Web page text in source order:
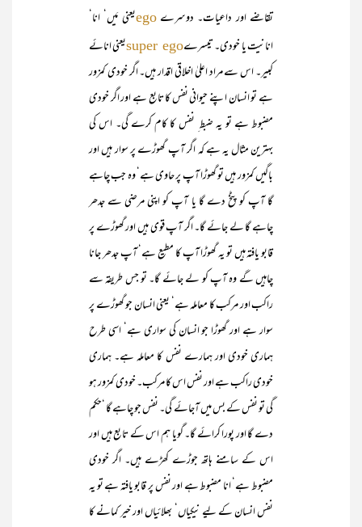
تقاضے اور داعیات۔ دوسرےegoیعنی مَیں‘ انا‘
انانیت یا خودی۔ تیسرےsuper egoیعنی انائے
کبیر۔ اس سے مراد اعلیٰ اخلاقی اقدار ہیں۔ اگر خودی کمزور
ہے تو انسان اپنے حیوانی نفس کا تابع ہے اور اگر خودی
مضبوط ہے تو یہ ضبط ِ نفس کا کام کرے گی۔ اس کی
بہترین مثال یہ ہے کہ اگر آپ گھوڑے پر سوار ہیں اور
باگیں کمزور ہیں تو گھوڑا آپ پر حاوی ہے‘ وہ جب چاہے
گا آپ کو پٹخ دے گا یا آپ کو اپنی مرضی سے جدھر
چاہے گا لے جائے گا۔ اگر آپ قوی ہیں اور گھوڑے پر
قابو یافتہ ہیں تو یہ گھوڑا آپ کا مطیع ہے‘ آپ جدھر جانا
چاہیں گے وہ آپ کو لے جائے گا۔ تو جس طریقہ سے
راکب اور مرکب کا معاملہ ہے‘ یعنی انسان جو گھوڑے پر
سوار ہے اور گھوڑا جو انسان کی سواری ہے‘ اسی طرح
ہماری خودی اور ہمارے نفس کا معاملہ ہے۔ ہماری
خودی راکب ہے اور نفس اس کا مرکب۔ خودی کمزور ہو
گی تو نفس کے بس میں آجائے گی۔ نفس جو چاہے گا ‘حکم
دے گا اور پورا کرائے گا۔ گویا ہم اس کے تابع ہیں اور
اس کے سامنے ہاتھ جوڑے کھڑے ہیں۔ اگر خودی
مضبوط ہے‘ انا مضبوط ہے اور نفس پر قابو یافتہ ہے تو یہ
نفس انسان کے لیے نیکیاں‘ بھلائیاں اور خیر کمانے کا